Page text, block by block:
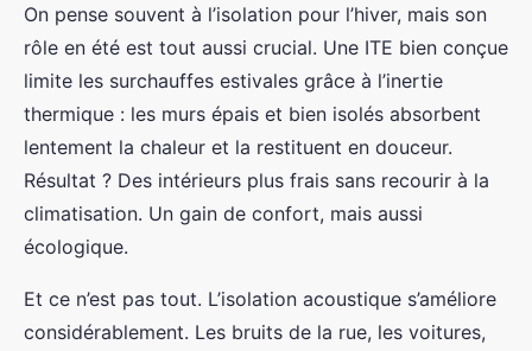
On pense souvent à l’isolation pour l’hiver, mais son
rôle en été est tout aussi crucial. Une ITE bien conçue
limite les surchauffes estivales grâce à l’inertie
thermique : les murs épais et bien isolés absorbent
lentement la chaleur et la restituent en douceur.
Résultat ? Des intérieurs plus frais sans recourir à la
climatisation. Un gain de confort, mais aussi
écologique.
Et ce n’est pas tout. L’isolation acoustique s’améliore
considérablement. Les bruits de la rue, les voitures,